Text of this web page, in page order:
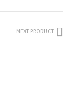
NEXT PRODUCT